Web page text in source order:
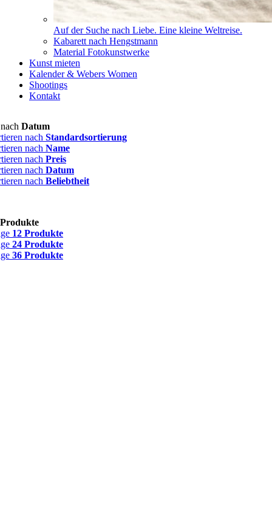
Auf der Suche nach Liebe. Eine kleine Weltreise.
Kabarett nach Hengstmann
Material Fotokunstwerke
Kunst mieten
Kalender & Webers Women
Shootings
Kontakt
Datum
nach Standardsortierung
nach Name
nach Preis
nach Datum
nach Beliebtheit
12 Produkte
24 Produkte
36 Produkte